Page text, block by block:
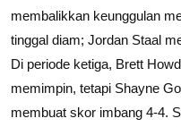
membalikkan keunggulan
tinggal diam; Jordan Staal
Di periode ketiga, Brett
memimpin, tetapi Shayne
membuat skor imbang 4-4.